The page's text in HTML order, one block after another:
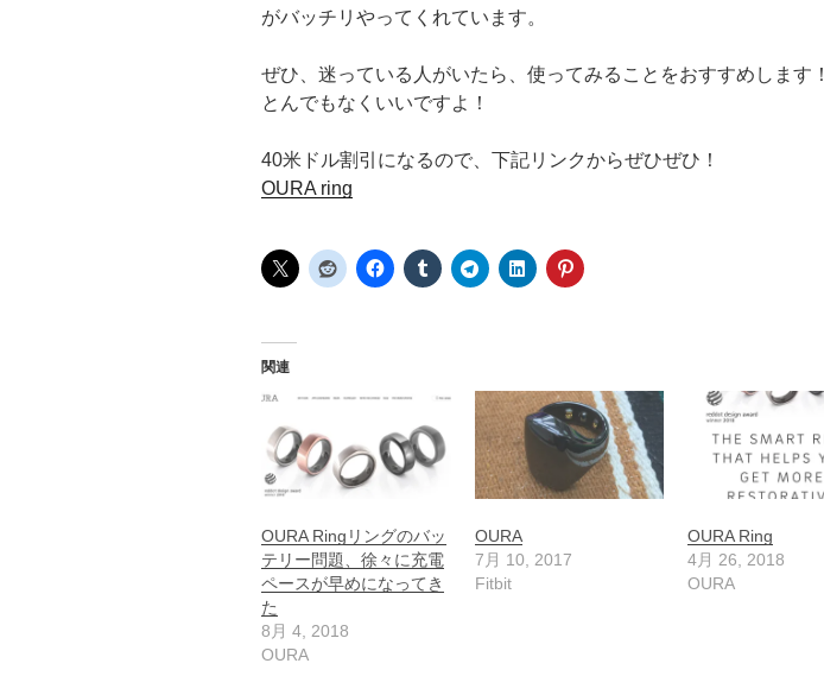
がバッチリやってくれています。
ぜひ、迷っている人がいたら、使ってみることをおすすめします！
とんでもなくいいですよ！
40米ドル割引になるので、下記リンクからぜひぜひ！
OURA ring
関連
OURA Ringリングのバッ
テリー問題、徐々に充電
ペースが早めになってき
た
8月 4, 2018
OURA
OURA
7月 10, 2017
Fitbit
OURA Ring
4月 26, 2018
OURA